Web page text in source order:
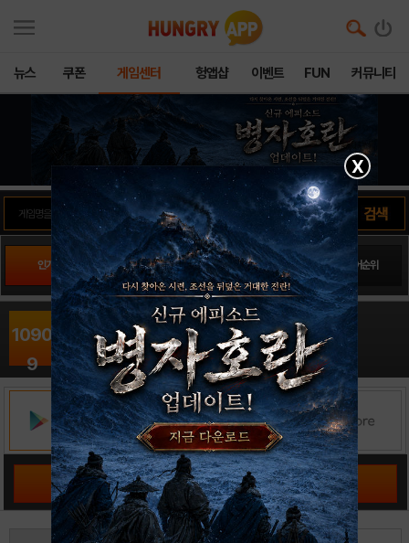
뉴스 쿠폰 게임센터 헝앱샵 이벤트 FUN 커뮤니티
인기게임 팬사이트순위 PLAY스토어순위 앱스토어순위
1090
9
바이킹 신 - 방치형 탭 게임16
RPG / PIKPOK
출시일: 2022-10-31
공략 커뮤니티 바로가기
X